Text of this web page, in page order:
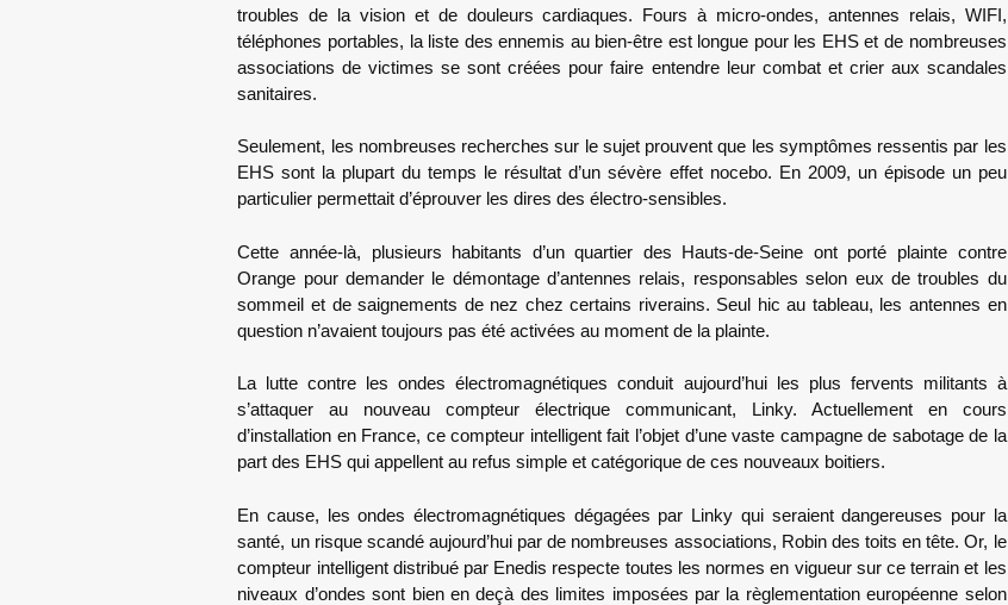
troubles de la vision et de douleurs cardiaques. Fours à micro-ondes, antennes relais, WIFI,
téléphones portables, la liste des ennemis au bien-être est longue pour les EHS et de nombreuses
associations de victimes se sont créées pour faire entendre leur combat et crier aux scandales
sanitaires.
Seulement, les nombreuses recherches sur le sujet prouvent que les symptômes ressentis par les
EHS sont la plupart du temps le résultat d’un sévère effet nocebo. En 2009, un épisode un peu
particulier permettait d’éprouver les dires des électro-sensibles.
Cette année-là, plusieurs habitants d’un quartier des Hauts-de-Seine ont porté plainte contre
Orange pour demander le démontage d’antennes relais, responsables selon eux de troubles du
sommeil et de saignements de nez chez certains riverains. Seul hic au tableau, les antennes en
question n’avaient toujours pas été activées au moment de la plainte.
La lutte contre les ondes électromagnétiques conduit aujourd’hui les plus fervents militants à
s’attaquer au nouveau compteur électrique communicant, Linky. Actuellement en cours
d’installation en France, ce compteur intelligent fait l’objet d’une vaste campagne de sabotage de la
part des EHS qui appellent au refus simple et catégorique de ces nouveaux boitiers.
En cause, les ondes électromagnétiques dégagées par Linky qui seraient dangereuses pour la
santé, un risque scandé aujourd’hui par de nombreuses associations, Robin des toits en tête. Or, le
compteur intelligent distribué par Enedis respecte toutes les normes en vigueur sur ce terrain et les
niveaux d’ondes sont bien en deçà des limites imposées par la règlementation européenne selon